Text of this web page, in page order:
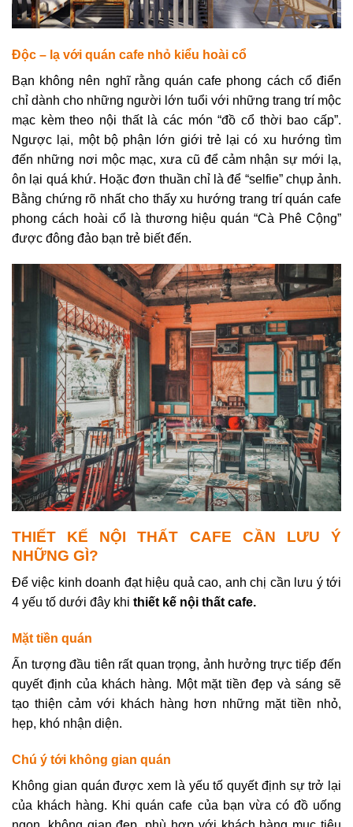
Độc – lạ với quán cafe nhỏ kiểu hoài cổ
Bạn không nên nghĩ rằng quán cafe phong cách cổ điển
chỉ dành cho những người lớn tuổi với những trang trí mộc
mạc kèm theo nội thất là các món “đồ cổ thời bao cấp”.
Ngược lại, một bộ phận lớn giới trẻ lại có xu hướng tìm
đến những nơi mộc mạc, xưa cũ để cảm nhận sự mới lạ,
ôn lại quá khứ. Hoặc đơn thuần chỉ là để “selfie” chụp ảnh.
Bằng chứng rõ nhất cho thấy xu hướng trang trí quán cafe
phong cách hoài cổ là thương hiệu quán “Cà Phê Cộng”
được đông đảo bạn trẻ biết đến.
THIẾT KẾ NỘI THẤT CAFE CẦN LƯU Ý
NHỮNG GÌ?
Để việc kinh doanh đạt hiệu quả cao, anh chị cần lưu ý tới
4 yếu tố dưới đây khi thiết kế nội thất cafe.
Mặt tiền quán
Ấn tượng đầu tiên rất quan trọng, ảnh hưởng trực tiếp đến
quyết định của khách hàng. Một mặt tiền đẹp và sáng sẽ
tạo thiện cảm với khách hàng hơn những mặt tiền nhỏ,
hẹp, khó nhận diện.
Chú ý tới không gian quán
Không gian quán được xem là yếu tố quyết định sự trở lại
của khách hàng. Khi quán cafe của bạn vừa có đồ uống